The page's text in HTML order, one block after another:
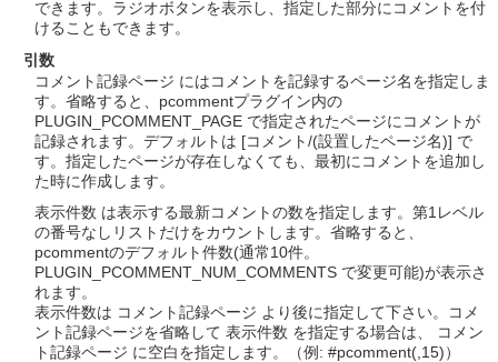
できます。ラジオボタンを表示し、指定した部分にコメントを付
けることもできます。
引数
コメント記録ページ にはコメントを記録するページ名を指定しま
す。省略すると、pcommentプラグイン内の
PLUGIN_PCOMMENT_PAGE で指定されたページにコメントが
記録されます。デフォルトは [コメント/(設置したページ名)] で
す。指定したページが存在しなくても、最初にコメントを追加し
た時に作成します。
表示件数 は表示する最新コメントの数を指定します。第1レベル
の番号なしリストだけをカウントします。省略すると、
pcommentのデフォルト件数(通常10件。
PLUGIN_PCOMMENT_NUM_COMMENTS で変更可能)が表示さ
れます。
表示件数は コメント記録ページ より後に指定して下さい。コメ
ント記録ページを省略して 表示件数 を指定する場合は、 コメン
ト記録ページ に空白を指定します。（例: #pcomment(,15)）